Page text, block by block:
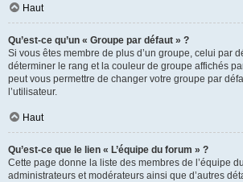
Haut
Qu’est-ce qu’un « Groupe par défaut » ?
Si vous êtes membre de plus d’un groupe, celui par
déterminer le rang et la couleur de groupe affichés
peut vous permettre de changer votre groupe par
l’utilisateur.
Haut
Qu’est-ce que le lien « L’équipe du forum » ?
Cette page donne la liste des membres de l’équipe
administrateurs et modérateurs ainsi que d’autres